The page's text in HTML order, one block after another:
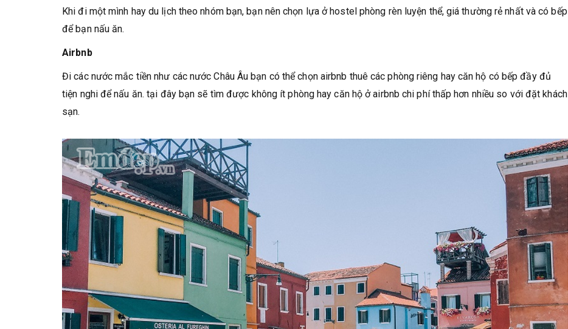
Khi đi một mình hay du lịch theo nhóm bạn, bạn nên chọn lựa ở hostel phòng rèn luyện thể, giá thường rẻ nhất và có bếp
để bạn nấu ăn.
Airbnb
Đi các nước mắc tiền như các nước Châu Âu bạn có thể chọn airbnb thuê các phòng riêng hay căn hộ có bếp đầy đủ
tiện nghi để nấu ăn. tại đây bạn sẽ tìm được không ít phòng hay căn hộ ở airbnb chi phí thấp hơn nhiều so với đặt khách
sạn.